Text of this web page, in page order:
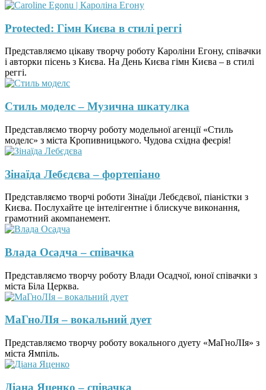
Protected: Гімн Києва в стилі реггі
Представляємо цікаву творчу роботу Кароліни Егону, співачки
і авторки пісень з Києва. На День Києва гімн Києва – в стилі
реггі.
Стиль моделс – Музична шкатулка
Представляємо творчу роботу модельної агенції «Стиль
моделс» з міста Кропивницького. Чудова східна феєрія!
Зінаїда Лебєдєва – фортепіано
Представляємо творчі роботи Зінаїди Лебєдєвої, піаністки з
Києва. Послухайте це інтелігентне і блискуче виконання,
грамотний акомпанемент.
Влада Осадча – співачка
Представляємо творчу роботу Влади Осадчої, юної співачки з
міста Біла Церква.
МаГноЛІя – вокальний дует
Представляємо творчу роботу вокального дуету «МаГноЛІя» з
міста Ямпіль.
Діана Яценко – співачка